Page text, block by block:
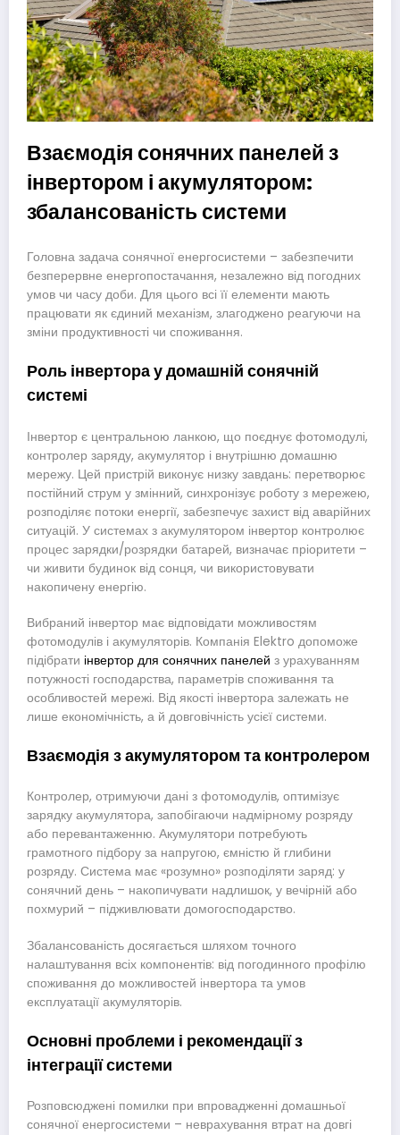
Взаємодія сонячних панелей з
інвертором і акумулятором:
збалансованість системи
Головна задача сонячної енергосистеми – забезпечити
безперервне енергопостачання, незалежно від погодних
умов чи часу доби. Для цього всі її елементи мають
працювати як єдиний механізм, злагоджено реагуючи на
зміни продуктивності чи споживання.
Роль інвертора у домашній сонячній
системі
Інвертор є центральною ланкою, що поєднує фотомодулі,
контролер заряду, акумулятор і внутрішню домашню
мережу. Цей пристрій виконує низку завдань: перетворює
постійний струм у змінний, синхронізує роботу з мережею,
розподіляє потоки енергії, забезпечує захист від аварійних
ситуацій. У системах з акумулятором інвертор контролює
процес зарядки/розрядки батарей, визначає пріоритети –
чи живити будинок від сонця, чи використовувати
накопичену енергію.
Вибраний інвертор має відповідати можливостям
фотомодулів і акумуляторів. Компанія Elektro допоможе
підібрати інвертор для сонячних панелей з урахуванням
потужності господарства, параметрів споживання та
особливостей мережі. Від якості інвертора залежать не
лише економічність, а й довговічність усієї системи.
Взаємодія з акумулятором та контролером
Контролер, отримуючи дані з фотомодулів, оптимізує
зарядку акумулятора, запобігаючи надмірному розряду
або перевантаженню. Акумулятори потребують
грамотного підбору за напругою, ємністю й глибини
розряду. Система має «розумно» розподіляти заряд: у
сонячний день – накопичувати надлишок, у вечірній або
похмурий – підживлювати домогосподарство.
Збалансованість досягається шляхом точного
налаштування всіх компонентів: від погодинного профілю
споживання до можливостей інвертора та умов
експлуатації акумуляторів.
Основні проблеми і рекомендації з
інтеграції системи
Розповсюджені помилки при впровадженні домашньої
сонячної енергосистеми – неврахування втрат на довгі